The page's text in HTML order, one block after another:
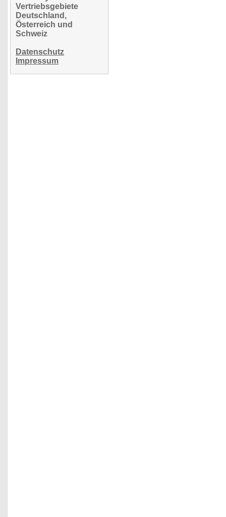
Vertriebsgebiete
Deutschland,
Österreich und
Schweiz
Datenschutz
Impressum